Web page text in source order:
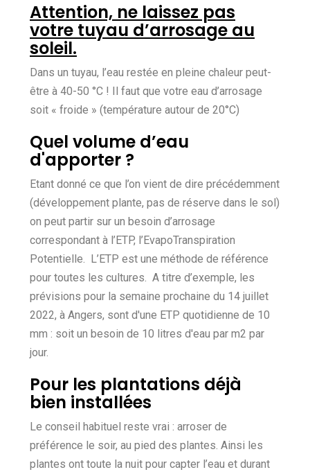
Attention, ne laissez pas
votre tuyau d’arrosage au
soleil.
Dans un tuyau, l’eau restée en pleine chaleur peut-
être à 40-50 °C ! Il faut que votre eau d’arrosage
soit « froide » (température autour de 20°C)
Quel volume d’eau
d'apporter ?
Etant donné ce que l’on vient de dire précédemment
(développement plante, pas de réserve dans le sol)
on peut partir sur un besoin d’arrosage
correspondant à l’ETP, l’EvapoTranspiration
Potentielle. L’ETP est une méthode de référence
pour toutes les cultures. A titre d’exemple, les
prévisions pour la semaine prochaine du 14 juillet
2022, à Angers, sont d'une ETP quotidienne de 10
mm : soit un besoin de 10 litres d'eau par m2 par
jour.
Pour les plantations déjà
bien installées
Le conseil habituel reste vrai : arroser de
préférence le soir, au pied des plantes. Ainsi les
plantes ont toute la nuit pour capter l’eau et durant